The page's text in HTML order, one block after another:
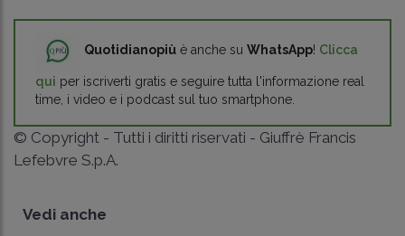
Quotidianopiù è anche su WhatsApp! Clicca
qui per iscriverti gratis e seguire tutta l'informazione real
time, i video e i podcast sul tuo smartphone.
© Copyright - Tutti i diritti riservati - Giuffrè Francis
Lefebvre S.p.A.
Vedi anche